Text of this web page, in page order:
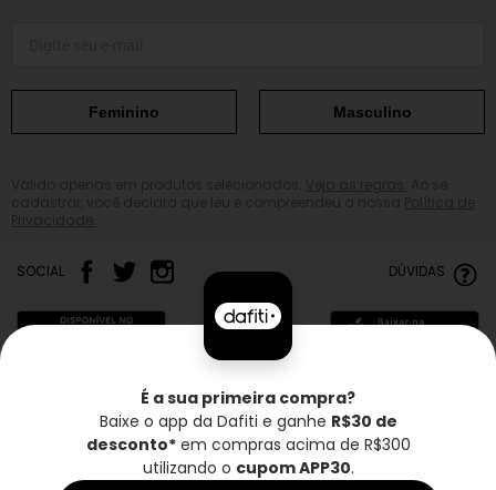
Feminino Masculino
SOCIAL DÚVIDAS
Frete grátis* Troca grátis Entrega rápida
É a sua primeira compra?
Baixe o app da Dafiti e ganhe R$30 de
desconto*em compras acima de R$300
utilizando o cupom APP30.